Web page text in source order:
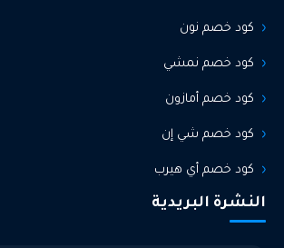
كود خصم نون
كود خصم نمشي
كود خصم أمازون
كود خصم شي إن
كود خصم أي هيرب
النشرة البريدية